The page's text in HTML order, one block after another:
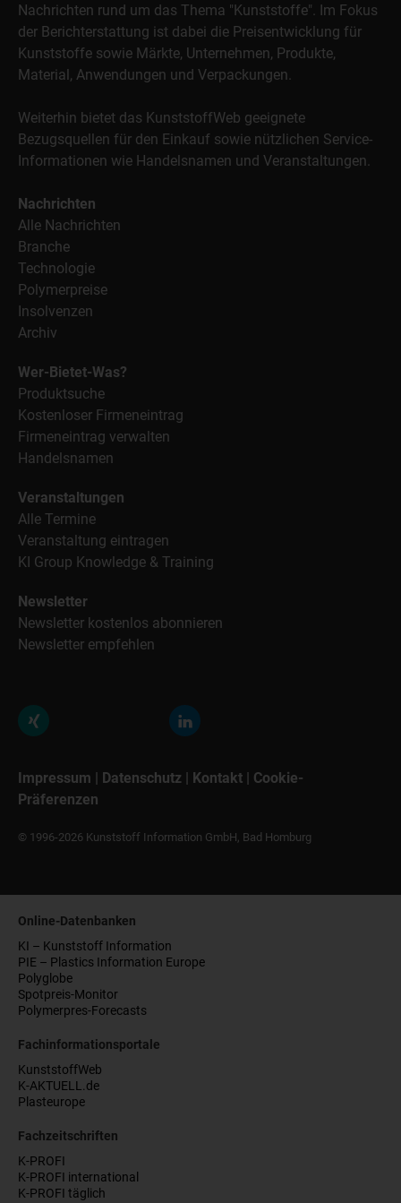
Nachrichten rund um das Thema "Kunststoffe". Im Fokus
der Berichterstattung ist dabei die Preisentwicklung für
Kunststoffe sowie Märkte, Unternehmen, Produkte,
Material, Anwendungen und Verpackungen.
Weiterhin bietet das KunststoffWeb geeignete
Bezugsquellen für den Einkauf sowie nützlichen Service-
Informationen wie Handelsnamen und Veranstaltungen.
Nachrichten
Alle Nachrichten
Branche
Technologie
Polymerpreise
Insolvenzen
Archiv
Wer-Bietet-Was?
Produktsuche
Kostenloser Firmeneintrag
Firmeneintrag verwalten
Handelsnamen
Veranstaltungen
Alle Termine
Veranstaltung eintragen
KI Group Knowledge & Training
Newsletter
Newsletter kostenlos abonnieren
Newsletter empfehlen
Impressum | Datenschutz | Kontakt | Cookie-
Präferenzen
© 1996-2026 Kunststoff Information GmbH, Bad Homburg
Online-Datenbanken
KI – Kunststoff Information
PIE – Plastics Information Europe
Polyglobe
Spotpreis-Monitor
Polymerpres-Forecasts
Fachinformationsportale
KunststoffWeb
K-AKTUELL.de
Plasteurope
Fachzeitschriften
K-PROFI
K-PROFI international
K-PROFI täglich